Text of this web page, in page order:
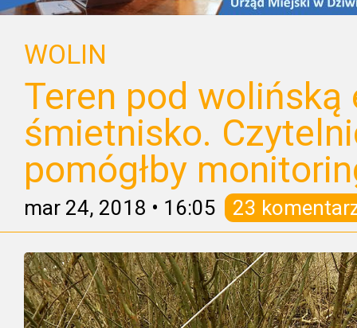
WOLIN
Teren pod
śmietnisko.
pomógłby
mar 24, 2018 • 16:05 23